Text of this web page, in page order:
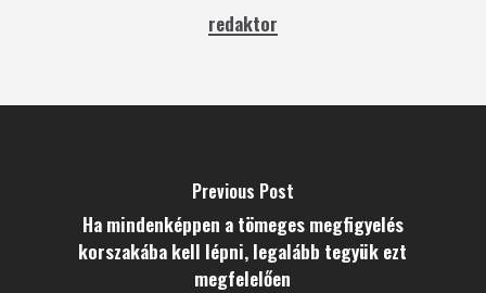
redaktor
Previous Post
Ha mindenképpen a tömeges megfigyelés
korszakába kell lépni, legalább tegyük ezt
megfelelően